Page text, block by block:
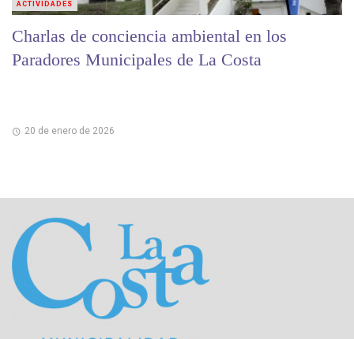
Charlas de conciencia ambiental en los
Paradores Municipales de La Costa
20 de enero de 2026
ACTIVIDADES